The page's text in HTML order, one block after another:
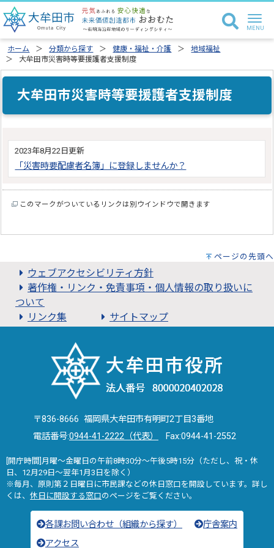
ホーム 分類から探す 健康・福祉・介護
地域福祉
大牟田市災害時等要援護者支援制度
大牟田市災害時等要援護者支援制度
2023年8月22日更新
「災害時要配慮者名簿」に登録しませんか？
このマークがついているリンクは別ウインドウで開きます
ページの先頭へ
ウェブアクセシビリティ方針
著作権・リンク・免責事項・個人情報の取り扱いに
ついて
リンク集
サイトマップ
〒836-8666 福岡県大牟田市有明町2丁目3番地
電話番号:0944-41-2222（代表） Fax:0944-41-2552
[開庁時間]月曜～金曜日の午前8時30分～午後5時15分（ただし、祝・休
日、12月29日～翌年1月3日を除く）
※毎月、原則第２日曜日に市民課などの休日窓口を開設しています。詳し
くは、 休日に開設する窓口のページをご覧ください。
各課お問い合わせ（組織から探す）
庁舎案内
アクセス